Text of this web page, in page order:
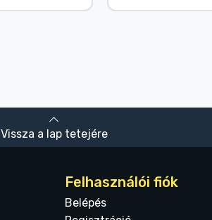
Vissza a lap tetejére
Felhasználói fiók
Belépés